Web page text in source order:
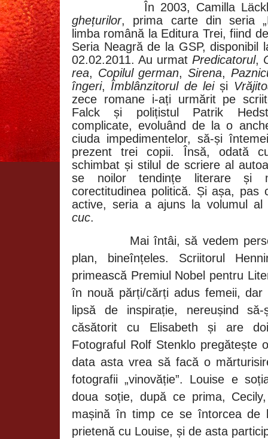
În 2003, Camilla
ghețurilor, prima carte din seria
limba română la Editura Trei, fiind
Seria Neagră de la GSP, disponibil
02.02.2011. Au urmat Predicatorul,
rea, Copilul german,Sirena,
îngeri, Îmblânzitorul de leiși
zece romane i-ați urmărit pe
Falck și polițistul Patrik
complicate, evoluând de la o
ciuda impedimentelor, să-și
prezent trei copii. Însă, odată
schimbat și stilul de scriere al
se noilor tendințe literare și
corectitudinea politică. Și așa, pas
active, seria a ajuns la volumul al
cuc.
Mai întâi, să vedem
plan, bineînțeles. Scriitorul
primească Premiul Nobel pentru
în nouă părți/cărți adus femeii,
lipsă de inspirație, nereușind
căsătorit cu Elisabeth și are
Fotograful Rolf Stenklo pregătește
data asta vrea să facă o
fotografii „vinovăție”. Louise e
doua soție, după ce prima,
mașină în timp ce se întorcea de
prietenă cu Louise, și de asta